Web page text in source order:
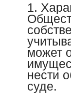
1.
может
нести
суде.